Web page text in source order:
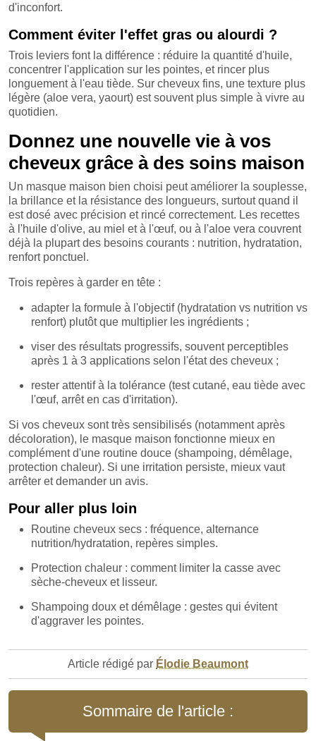
d'inconfort.
Comment éviter l'effet gras ou alourdi ?
Trois leviers font la différence : réduire la quantité d'huile,
concentrer l'application sur les pointes, et rincer plus
longuement à l'eau tiède. Sur cheveux fins, une texture plus
légère (aloe vera, yaourt) est souvent plus simple à vivre au
quotidien.
Donnez une nouvelle vie à vos
cheveux grâce à des soins maison
Un masque maison bien choisi peut améliorer la souplesse,
la brillance et la résistance des longueurs, surtout quand il
est dosé avec précision et rincé correctement. Les recettes
à l'huile d'olive, au miel et à l'œuf, ou à l'aloe vera couvrent
déjà la plupart des besoins courants : nutrition, hydratation,
renfort ponctuel.
Trois repères à garder en tête :
adapter la formule à l'objectif (hydratation vs nutrition vs
renfort) plutôt que multiplier les ingrédients ;
viser des résultats progressifs, souvent perceptibles
après 1 à 3 applications selon l'état des cheveux ;
rester attentif à la tolérance (test cutané, eau tiède avec
l'œuf, arrêt en cas d'irritation).
Si vos cheveux sont très sensibilisés (notamment après
décoloration), le masque maison fonctionne mieux en
complément d'une routine douce (shampoing, démêlage,
protection chaleur). Si une irritation persiste, mieux vaut
arrêter et demander un avis.
Pour aller plus loin
Routine cheveux secs : fréquence, alternance
nutrition/hydratation, repères simples.
Protection chaleur : comment limiter la casse avec
sèche-cheveux et lisseur.
Shampoing doux et démêlage : gestes qui évitent
d'aggraver les pointes.
Article rédigé par Élodie Beaumont
Sommaire de l'article :